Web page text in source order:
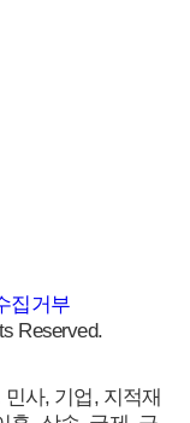
집거부
Reserved.
사, 기업, 지적재